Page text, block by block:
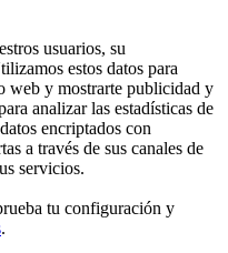
usuarios, su
estos datos para
web y mostrarte publicidad y
analizar las estadísticas de
encriptados con
a través de sus canales de
servicios.
tu configuración y
.